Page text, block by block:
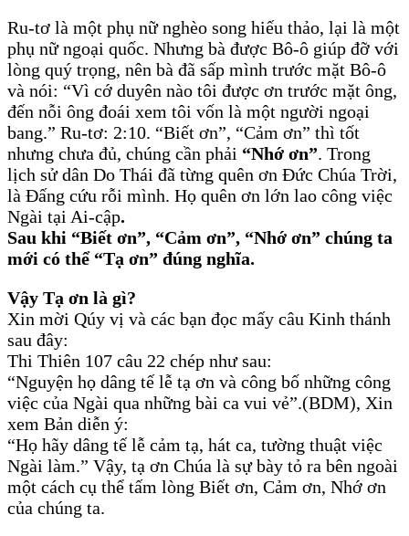
Ru-tơ là một phụ nữ nghèo song hiếu thảo, lại là một
phụ nữ ngoại quốc. Nhưng bà được Bô-ô giúp đỡ với
lòng quý trọng, nên bà đã sấp mình trước mặt Bô-ô
và nói: “Vì cớ duyên nào tôi được ơn trước mặt ông,
đến nỗi ông đoái xem tôi vốn là một người ngoại
bang.” Ru-tơ: 2:10. “Biết ơn”, “Cảm ơn” thì tốt
nhưng chưa đủ, chúng cần phải “Nhớ ơn”. Trong
lịch sử dân Do Thái đã từng quên ơn Đức Chúa Trời,
là Đấng cứu rỗi mình. Họ quên ơn lớn lao công việc
Ngài tại Ai-cập.
Sau khi “Biết ơn”, “Cảm ơn”, “Nhớ ơn” chúng ta
mới có thể “Tạ ơn” đúng nghĩa.
Vậy Tạ ơn là gì?
Xin mời Qúy vị và các bạn đọc mấy câu Kinh thánh
sau đây:
Thi Thiên 107 câu 22 chép như sau:
“Nguyện họ dâng tế lễ tạ ơn và công bố những công
việc của Ngài qua những bài ca vui vẻ”.(BDM), Xin
xem Bản diễn ý:
“Họ hãy dâng tế lễ cảm tạ, hát ca, tường thuật việc
Ngài làm.” Vậy, tạ ơn Chúa là sự bày tỏ ra bên ngoài
một cách cụ thể tấm lòng Biết ơn, Cảm ơn, Nhớ ơn
của chúng ta.